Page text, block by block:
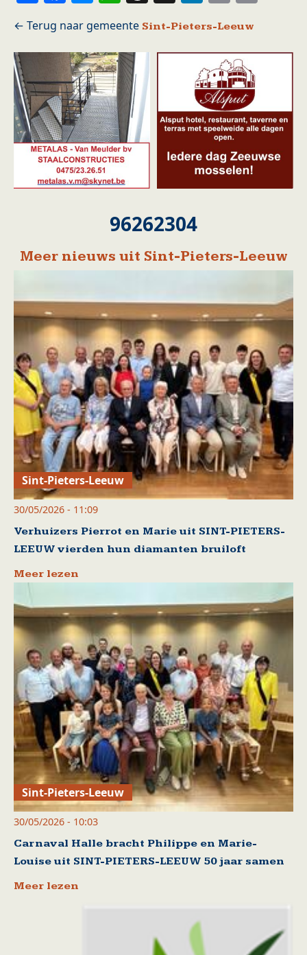
Sint-Pieters-Leeuw
96262304
Meer nieuws uit Sint-Pieters-Leeuw
Sint-Pieters-Leeuw
30/05/2026 - 11:09
Verhuizers Pierrot en Marie uit SINT-PIETERS-
LEEUW vierden hun diamanten bruiloft
Meer lezen
Sint-Pieters-Leeuw
30/05/2026 - 10:03
Carnaval Halle bracht Philippe en Marie-
Louise uit SINT-PIETERS-LEEUW 50 jaar samen
Meer lezen